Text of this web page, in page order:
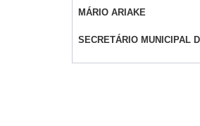
MÁRIO ARIAKE
SECRETÁRIO MUNICIPAL